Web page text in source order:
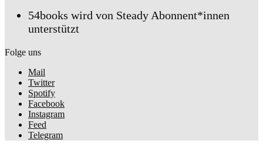
54books wird von Steady Abonnent*innen
unterstützt
Folge uns
Mail
Twitter
Spotify
Facebook
Instagram
Feed
Telegram